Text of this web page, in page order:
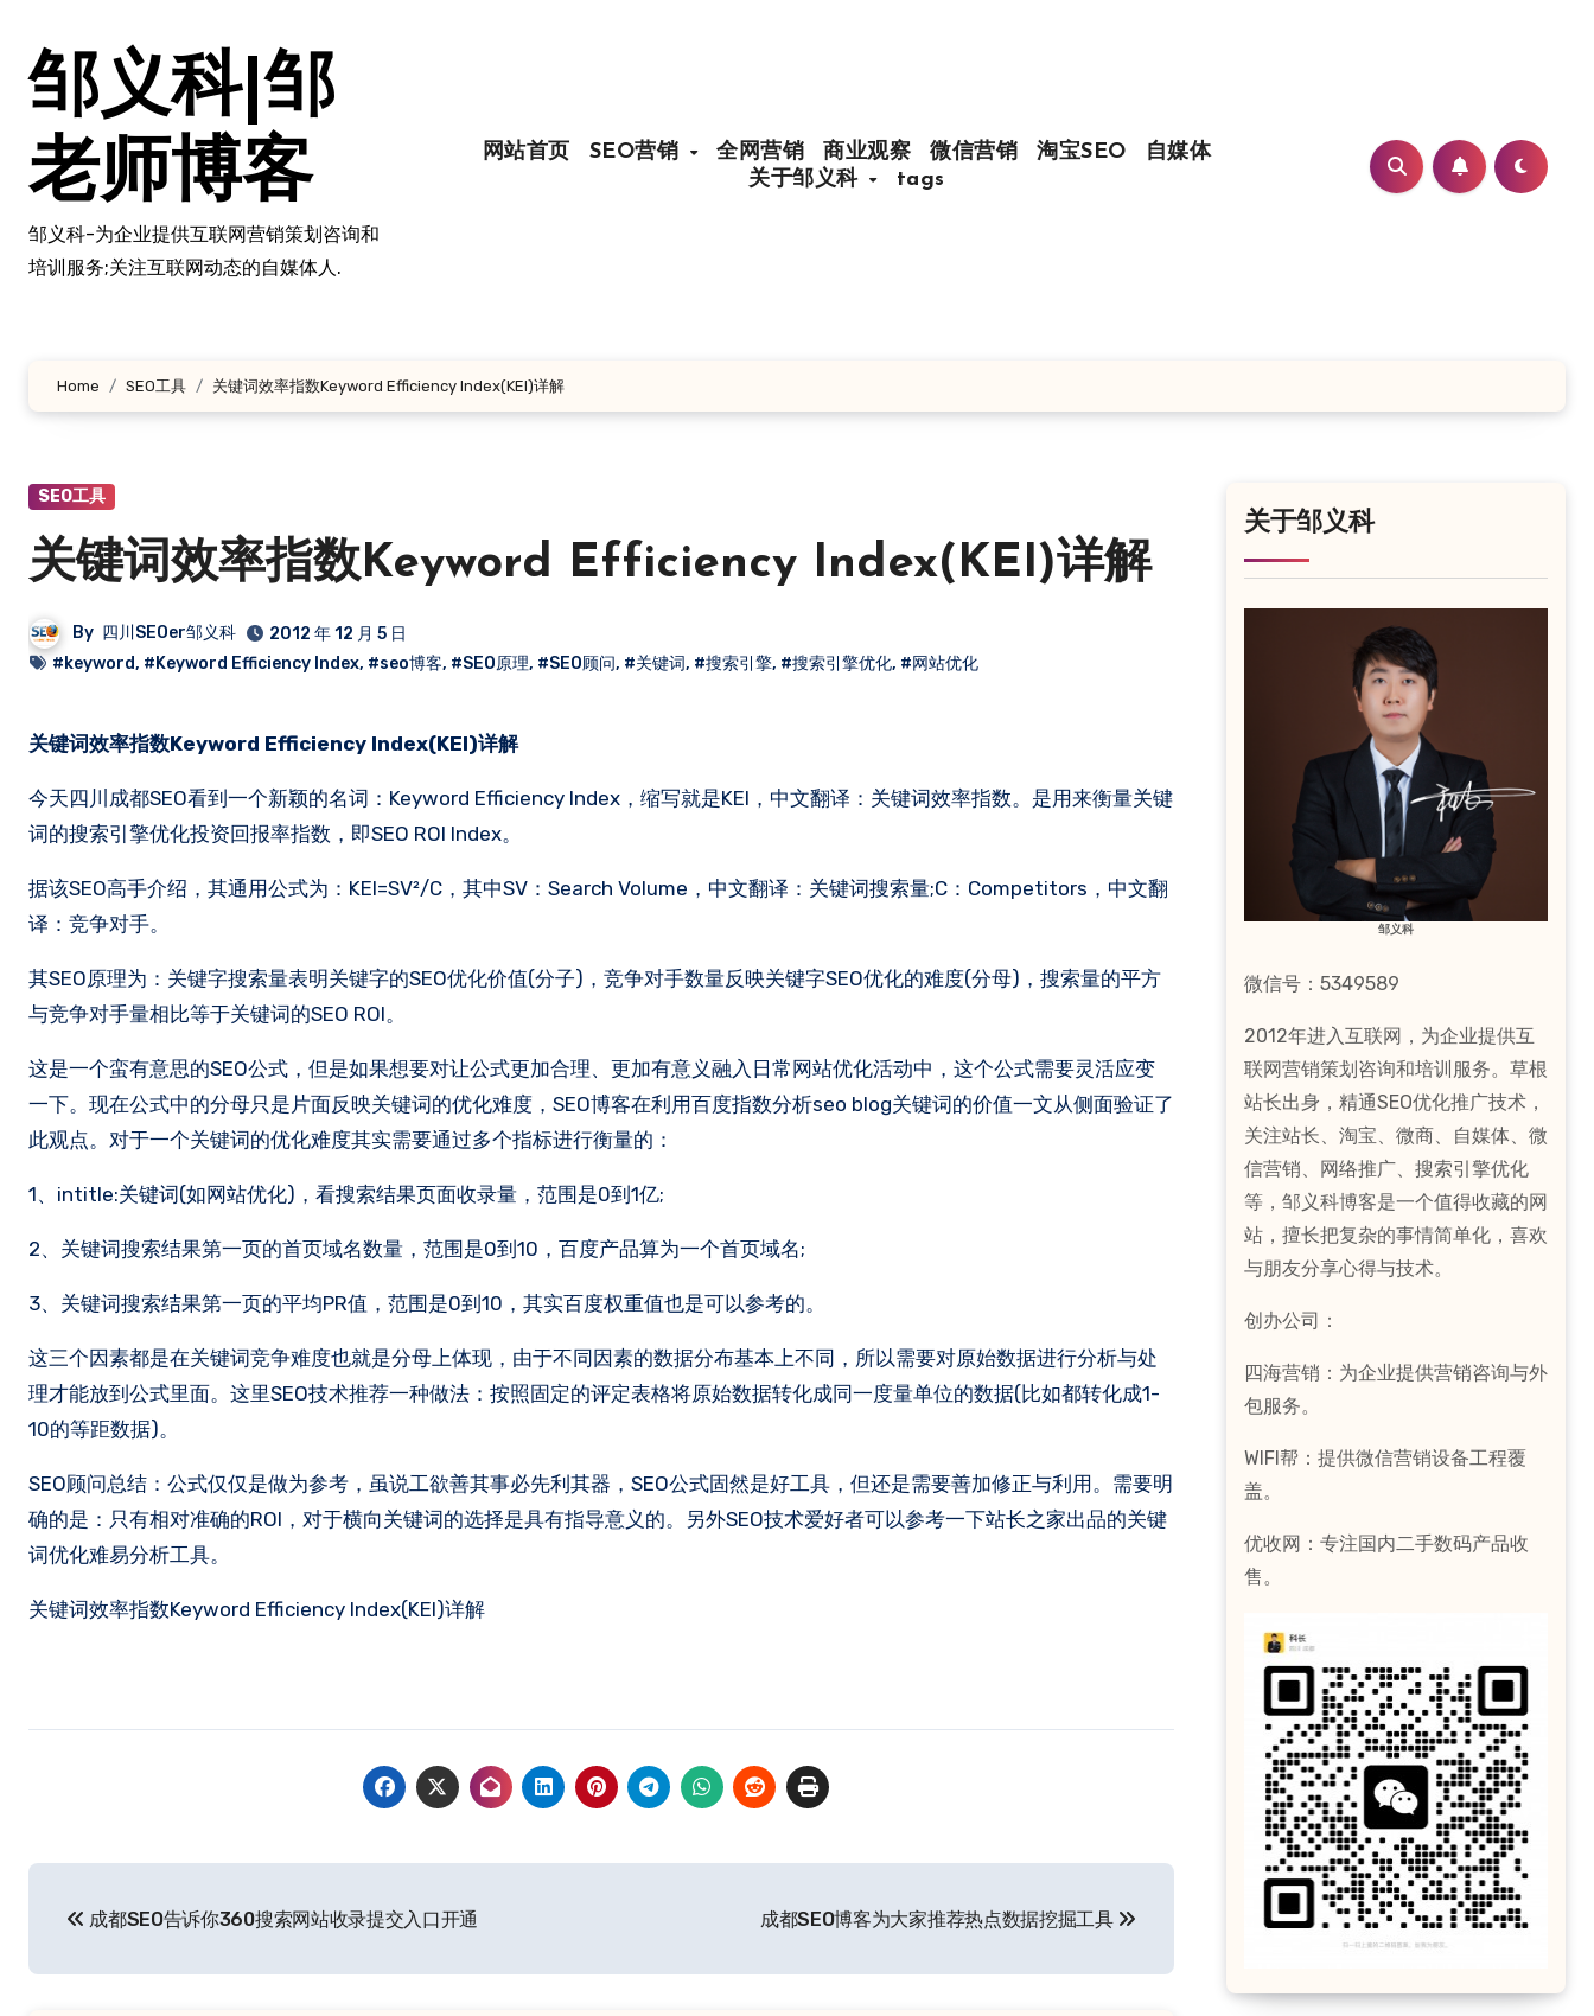
邹义科|邹
老师博客
邹义科-为企业提供互联网营销策划咨询和
培训服务;关注互联网动态的自媒体人.
网站首页 SEO营销 全网营销 商业观察 微信营销 淘宝SEO
自媒体
关于邹义科
tags
Home SEO工具 关键词效率指数Keyword Efficiency Index(KEI)详解
SEO工具
关键词效率指数Keyword Efficiency Index(KEI)详解
By 四川SEOer邹义科
2012 年 12 月 5 日
#keyword, #Keyword Efficiency Index, #seo博客, #SEO原理, #SEO顾问, #关键词, #搜索引擎, #搜索引擎优化, #网站优化
关键词效率指数Keyword Efficiency Index(KEI)详解
今天四川成都SEO看到一个新颖的名词：Keyword Efficiency Index，缩写就是KEI，中文翻译：关键词效率指数。是用来衡量关键
词的搜索引擎优化投资回报率指数，即SEO ROI Index。
据该SEO高手介绍，其通用公式为：KEI=SV²/C，其中SV：Search Volume，中文翻译：关键词搜索量;C：Competitors，中文翻
译：竞争对手。
其SEO原理为：关键字搜索量表明关键字的SEO优化价值(分子)，竞争对手数量反映关键字SEO优化的难度(分母)，搜索量的平方
与竞争对手量相比等于关键词的SEO ROI。
这是一个蛮有意思的SEO公式，但是如果想要对让公式更加合理、更加有意义融入日常网站优化活动中，这个公式需要灵活应变
一下。现在公式中的分母只是片面反映关键词的优化难度，SEO博客在利用百度指数分析seo blog关键词的价值一文从侧面验证了
此观点。对于一个关键词的优化难度其实需要通过多个指标进行衡量的：
1、intitle:关键词(如网站优化)，看搜索结果页面收录量，范围是0到1亿;
2、关键词搜索结果第一页的首页域名数量，范围是0到10，百度产品算为一个首页域名;
3、关键词搜索结果第一页的平均PR值，范围是0到10，其实百度权重值也是可以参考的。
这三个因素都是在关键词竞争难度也就是分母上体现，由于不同因素的数据分布基本上不同，所以需要对原始数据进行分析与处
理才能放到公式里面。这里SEO技术推荐一种做法：按照固定的评定表格将原始数据转化成同一度量单位的数据(比如都转化成1-
10的等距数据)。
SEO顾问总结：公式仅仅是做为参考，虽说工欲善其事必先利其器，SEO公式固然是好工具，但还是需要善加修正与利用。需要明
确的是：只有相对准确的ROI，对于横向关键词的选择是具有指导意义的。另外SEO技术爱好者可以参考一下站长之家出品的关键
词优化难易分析工具。
关键词效率指数Keyword Efficiency Index(KEI)详解
导
成都SEO告诉你360搜索网站收录提交入口开通 成都SEO博客为大家推荐热点数据挖掘工具
关于邹义科
邹义科
微信号：5349589
2012年进入互联网，为企业提供互
联网营销策划咨询和培训服务。草根
站长出身，精通SEO优化推广技术，
关注站长、淘宝、微商、自媒体、微
信营销、网络推广、搜索引擎优化
等，邹义科博客是一个值得收藏的网
站，擅长把复杂的事情简单化，喜欢
与朋友分享心得与技术。
创办公司：
四海营销：为企业提供营销咨询与外
包服务。
WIFI帮：提供微信营销设备工程覆
盖。
优收网：专注国内二手数码产品收
售。